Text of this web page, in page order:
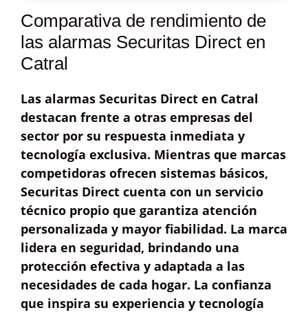
Comparativa de rendimiento de
las alarmas Securitas Direct en
Catral
Las alarmas Securitas Direct en Catral
destacan frente a otras empresas del
sector por su respuesta inmediata y
tecnología exclusiva. Mientras que marcas
competidoras ofrecen sistemas básicos,
Securitas Direct cuenta con un servicio
técnico propio que garantiza atención
personalizada y mayor fiabilidad. La marca
lidera en seguridad, brindando una
protección efectiva y adaptada a las
necesidades de cada hogar. La confianza
que inspira su experiencia y tecnología